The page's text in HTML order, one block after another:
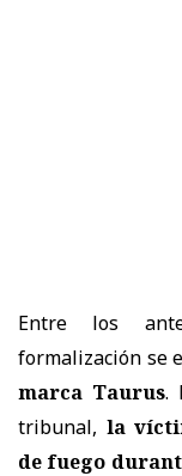
Entre los
formalización se
marca Taurus.
tribunal, la
de fuego